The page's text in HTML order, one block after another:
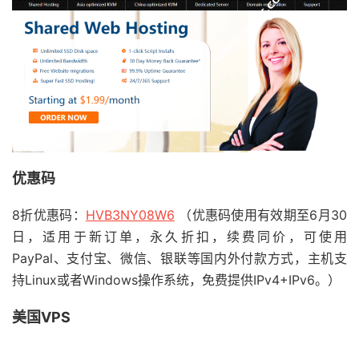
优惠码
8折优惠码： HVB3NY08W6 （优惠码使用有效期至6月30
日，适用于新订单，永久折扣，续费同价，可使用
PayPal、支付宝、微信、银联等国内外付款方式，主机支
持Linux或者Windows操作系统，免费提供IPv4+IPv6。）
美国VPS